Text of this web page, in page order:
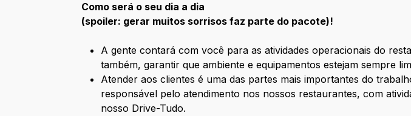
Como será o seu dia a dia
(spoiler: gerar muitos sorrisos faz parte do pacote)!
A gente contará com você para as atividades operacionais do
também, garantir que ambiente e equipamentos estejam sempre
Atender aos clientes é uma das partes mais importantes do
responsável pelo atendimento nos nossos restaurantes, com
nosso Drive-Tudo.